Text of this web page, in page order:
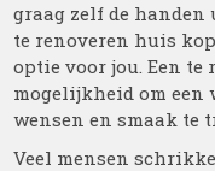
graag zelf de handen
te renoveren huis
optie voor jou. Een te
mogelijkheid om
wensen en smaak te
Veel mensen